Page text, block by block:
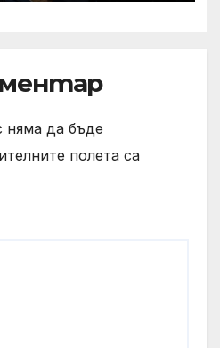
риска в
няма да бъде
полета са